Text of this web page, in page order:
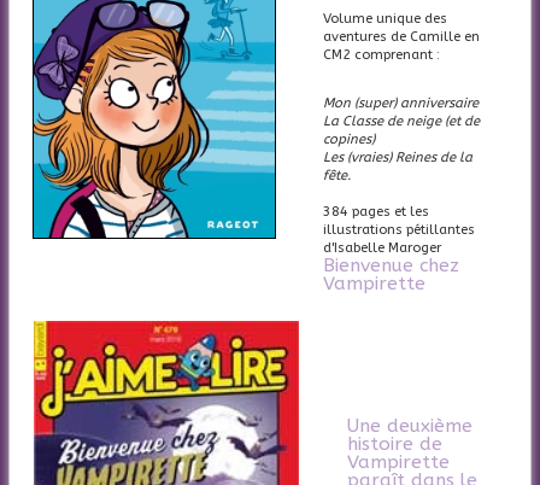
Volume unique des
aventures de Camille en
CM2 comprenant :
Mon (super) anniversaire
La Classe de neige (et de
copines)
Les (vraies) Reines de la
fête.
384 pages et les
illustrations pétillantes
d'Isabelle Maroger
Bienvenue chez
Vampirette
Une deuxième
histoire de
Vampirette
paraît dans le